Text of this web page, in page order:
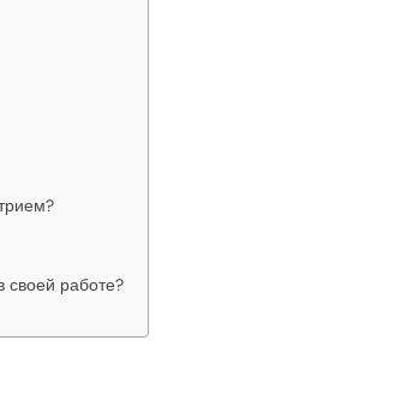
своей работе?